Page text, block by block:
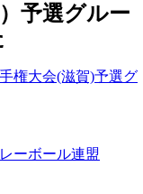
予選グルー
権大会(滋賀)予選グ
ーボール連盟